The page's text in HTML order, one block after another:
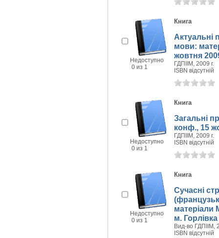
Недоступно
0 из 1
Книга
Актуальні
мови:
жовтня
ГДПIIМ, 2009 г.
ISBN відсутній
Недоступно
0 из 1
Книга
Загальні
конф., 15
ГДПIIМ, 2009 г.
ISBN відсутній
Недоступно
0 из 1
Книга
Сучасні
матеріали
м. Горлівка
Вид-во ГДПIIМ,
ISBN відсутній